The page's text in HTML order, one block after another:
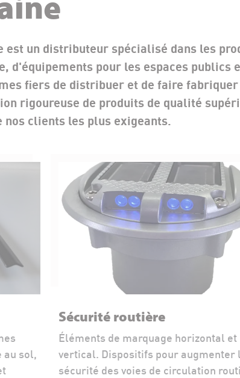
est un distributeur spécialisé dans les
d'équipements pour les espaces publics
fiers de distribuer et de faire fabriquer
rigoureuse de produits de qualité
nos clients les plus exigeants.
sol,
Sécurité routière
Éléments de marquage horizontal et
vertical. Dispositifs pour augmenter
sécurité des voies de circulation